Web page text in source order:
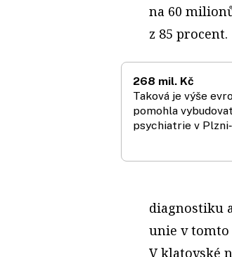
na 60
z 85 procent.
268 mil. Kč
Taková je výše
pomohla
psychiatrie v
diagnostiku
unie v tomto
V klatovské